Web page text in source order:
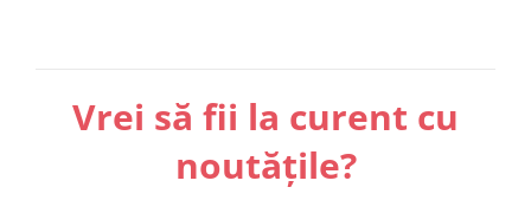
Vrei să fii la curent cu
noutățile?